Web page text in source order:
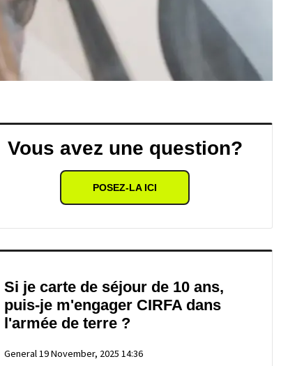
Vous avez une question?
POSEZ-LA ICI
Si je carte de séjour de 10 ans,
puis-je m'engager CIRFA dans
l'armée de terre ?
General19 November, 2025 14:36